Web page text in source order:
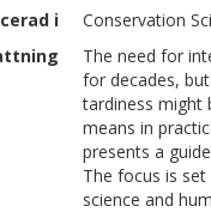
i
Conservation
The need for
for decades,
tardiness might
means in
presents a
The focus is
science and